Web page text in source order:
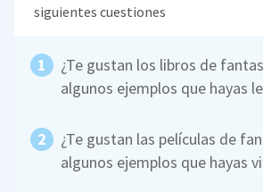
siguientes cuestiones
¿Te gustan los libros de
algunos ejemplos que hayas
¿Te gustan las películas de
algunos ejemplos que hayas